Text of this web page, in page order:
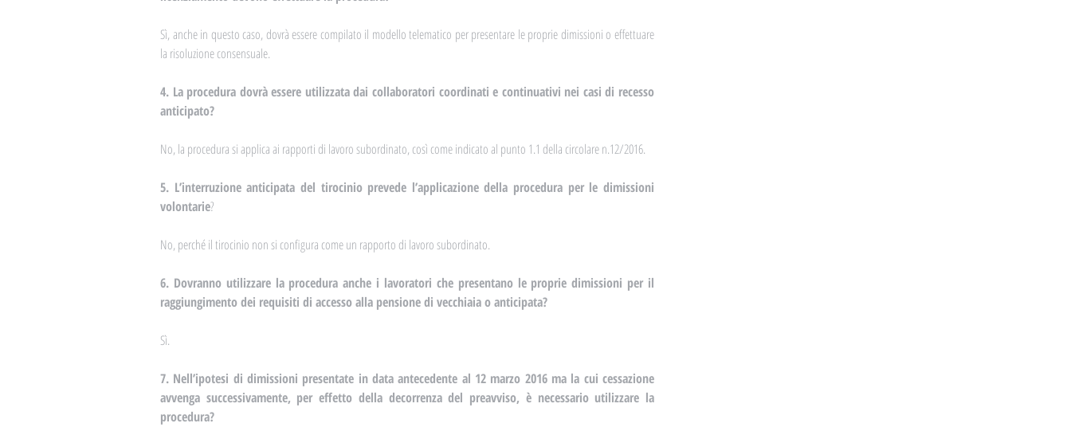
Sì, anche in questo caso, dovrà essere compilato il modello telematico per presentare le proprie dimissioni o effettuare
la risoluzione consensuale.
4. La procedura dovrà essere utilizzata dai collaboratori coordinati e continuativi nei casi di recesso
anticipato?
No, la procedura si applica ai rapporti di lavoro subordinato, così come indicato al punto 1.1 della circolare n.12/2016.
5. L’interruzione anticipata del tirocinio prevede l’applicazione della procedura per le dimissioni
volontarie?
No, perché il tirocinio non si configura come un rapporto di lavoro subordinato.
6. Dovranno utilizzare la procedura anche i lavoratori che presentano le proprie dimissioni per il
raggiungimento dei requisiti di accesso alla pensione di vecchiaia o anticipata?
Sì.
7. Nell’ipotesi di dimissioni presentate in data antecedente al 12 marzo 2016 ma la cui cessazione
avvenga successivamente, per effetto della decorrenza del preavviso, è necessario utilizzare la
procedura?